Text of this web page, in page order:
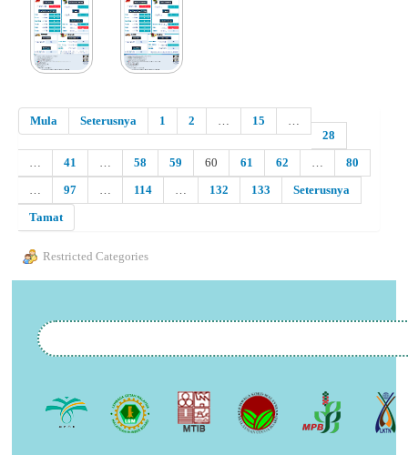
Mula Seterusnya 1 2 … 15
…
28
…
41 … 58 59 60 61 62 …
80
…
97 … 114 … 132 133
Seterusnya
Tamat
Restricted Categories